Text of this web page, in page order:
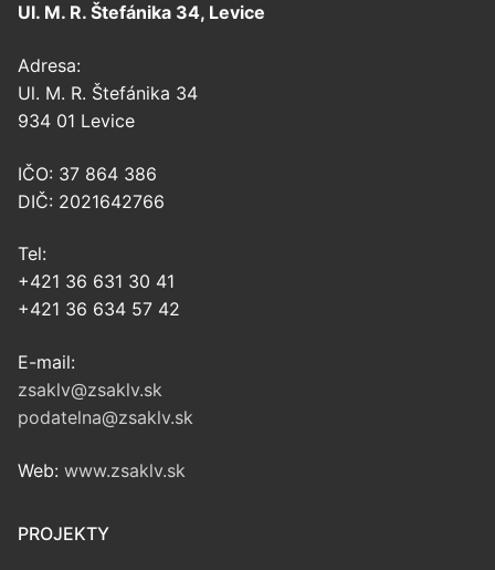
Ul. M. R. Štefánika 34, Levice
Adresa:
Ul. M. R. Štefánika 34
934 01 Levice
IČO: 37 864 386
DIČ: 2021642766
Tel:
+421 36 631 30 41
+421 36 634 57 42
E-mail:
zsaklv@zsaklv.sk
podatelna@zsaklv.sk
Web: www.zsaklv.sk
PROJEKTY